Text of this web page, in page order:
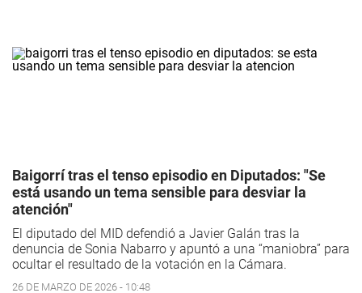
Baigorrí tras el tenso episodio en Diputados: "Se
está usando un tema sensible para desviar la
atención"
El diputado del MID defendió a Javier Galán tras la
denuncia de Sonia Nabarro y apuntó a una “maniobra” para
ocultar el resultado de la votación en la Cámara.
26 DE MARZO DE 2026 - 10:48